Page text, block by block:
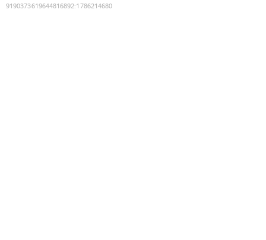
9190373619644816892:1786214680